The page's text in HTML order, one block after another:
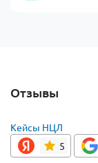
Отзывы
Кейсы НЦЛ
5